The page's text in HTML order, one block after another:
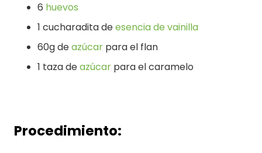
6 huevos
1 cucharadita deesencia de vainilla
60g deazúcar para el flan
1 taza deazúcar para el caramelo
Procedimiento: